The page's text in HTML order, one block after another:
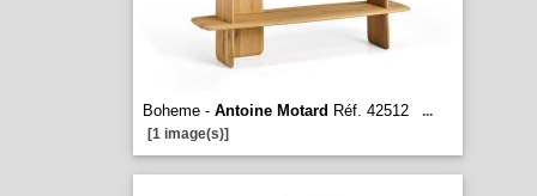
Boheme - Antoine Motard Réf. 42512
...
[1 image(s)]